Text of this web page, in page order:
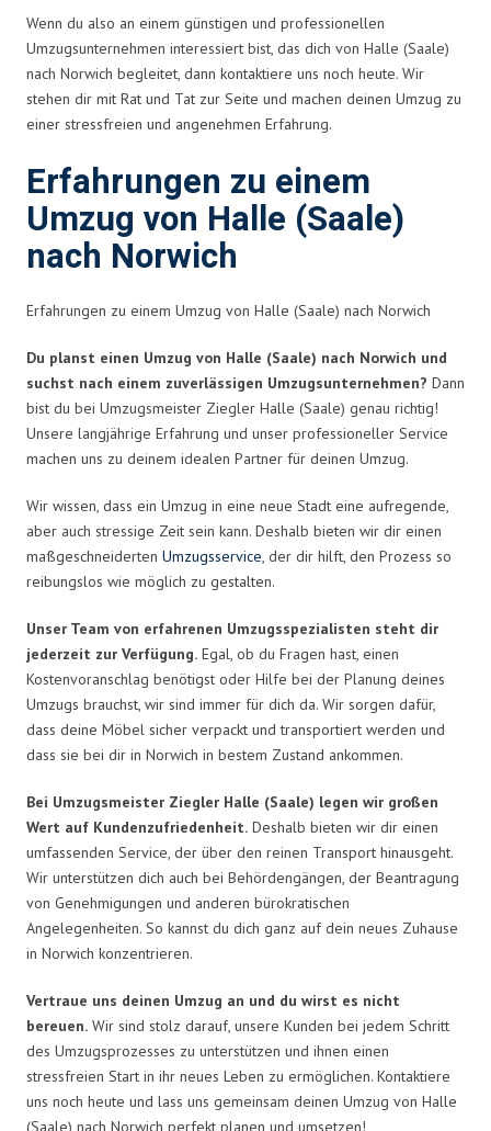
Wenn du also an einem günstigen und professionellen
Umzugsunternehmen interessiert bist, das dich von Halle (Saale)
nach Norwich begleitet, dann kontaktiere uns noch heute. Wir
stehen dir mit Rat und Tat zur Seite und machen deinen Umzug zu
einer stressfreien und angenehmen Erfahrung.
Erfahrungen zu einem
Umzug von Halle (Saale)
nach Norwich
Erfahrungen zu einem Umzug von Halle (Saale) nach Norwich
Du planst einen Umzug von Halle (Saale) nach Norwich und
suchst nach einem zuverlässigen Umzugsunternehmen? Dann
bist du bei Umzugsmeister Ziegler Halle (Saale) genau richtig!
Unsere langjährige Erfahrung und unser professioneller Service
machen uns zu deinem idealen Partner für deinen Umzug.
Wir wissen, dass ein Umzug in eine neue Stadt eine aufregende,
aber auch stressige Zeit sein kann. Deshalb bieten wir dir einen
maßgeschneiderten Umzugsservice, der dir hilft, den Prozess so
reibungslos wie möglich zu gestalten.
Unser Team von erfahrenen Umzugsspezialisten steht dir
jederzeit zur Verfügung. Egal, ob du Fragen hast, einen
Kostenvoranschlag benötigst oder Hilfe bei der Planung deines
Umzugs brauchst, wir sind immer für dich da. Wir sorgen dafür,
dass deine Möbel sicher verpackt und transportiert werden und
dass sie bei dir in Norwich in bestem Zustand ankommen.
Bei Umzugsmeister Ziegler Halle (Saale) legen wir großen
Wert auf Kundenzufriedenheit. Deshalb bieten wir dir einen
umfassenden Service, der über den reinen Transport hinausgeht.
Wir unterstützen dich auch bei Behördengängen, der Beantragung
von Genehmigungen und anderen bürokratischen
Angelegenheiten. So kannst du dich ganz auf dein neues Zuhause
in Norwich konzentrieren.
Vertraue uns deinen Umzug an und du wirst es nicht
bereuen. Wir sind stolz darauf, unsere Kunden bei jedem Schritt
des Umzugsprozesses zu unterstützen und ihnen einen
stressfreien Start in ihr neues Leben zu ermöglichen. Kontaktiere
uns noch heute und lass uns gemeinsam deinen Umzug von Halle
(Saale) nach Norwich perfekt planen und umsetzen!